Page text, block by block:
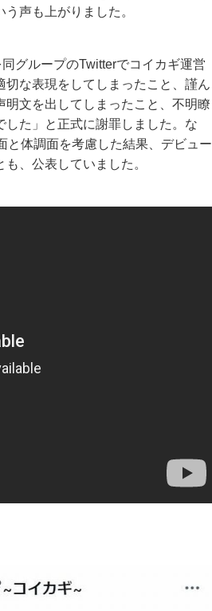
声も上がりました。
グループのTwitterでコイカギ運営
な表現をしてしまったこと、謹ん
文を出してしまったこと、不明瞭
た」と正式に謝罪しました。な
と体調面を考慮した結果、デビュー
、公表していました。